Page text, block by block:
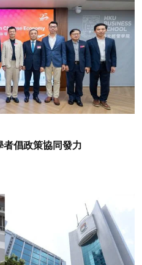
者倡政策協同發力